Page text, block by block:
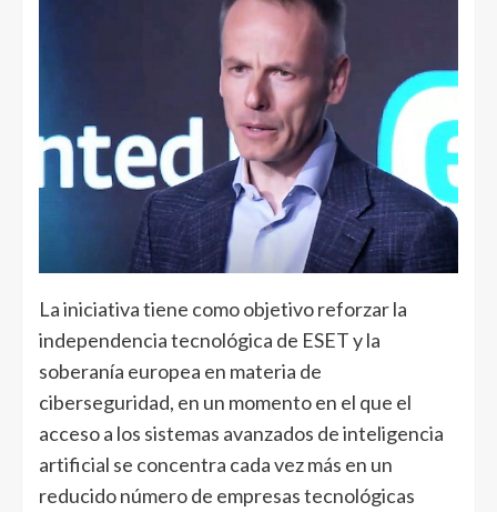
La iniciativa tiene como objetivo reforzar la
independencia tecnológica de ESET y la
soberanía europea en materia de
ciberseguridad, en un momento en el que el
acceso a los sistemas avanzados de inteligencia
artificial se concentra cada vez más en un
reducido número de empresas tecnológicas